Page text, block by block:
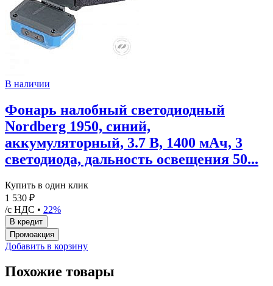
В наличии
Фонарь налобный светодиодный
Nordberg 1950, синий,
аккумуляторный, 3.7 В, 1400 мАч, 3
светодиода, дальность освещения 50...
Купить в один клик
1 530 ₽
/с НДС • 22%
Добавить в корзину
Похожие товары